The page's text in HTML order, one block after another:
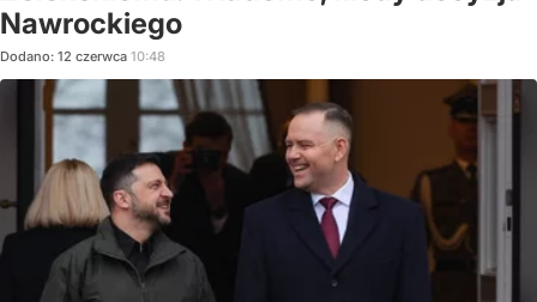
Nawrockiego
Dodano: 12 czerwca 10:48